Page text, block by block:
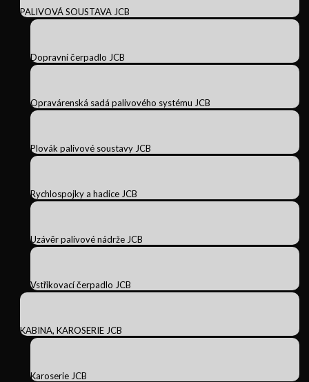
PALIVOVÁ SOUSTAVA JCB
Dopravní čerpadlo JCB
Opravárenská sadá palivového systému JCB
Plovák palivové soustavy JCB
Rychlospojky a hadice JCB
Uzávěr palivové nádrže JCB
Vstřikovací čerpadlo JCB
KABINA, KAROSERIE JCB
Karoserie JCB